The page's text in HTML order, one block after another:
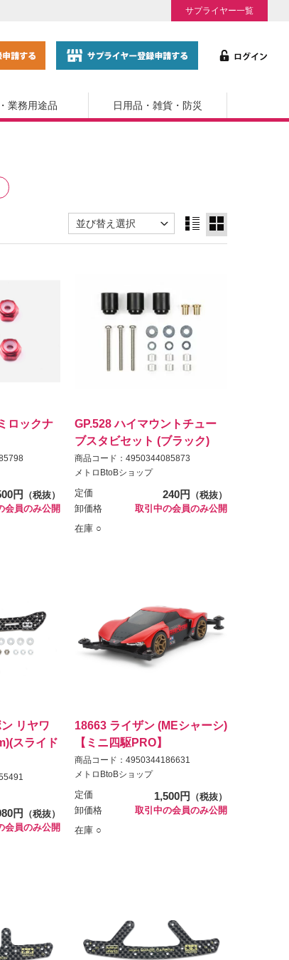
サプライヤー一覧
業務用途品 日用品・雑貨・防災
ロックナ
円
（税抜）
会員のみ公開
GP.528 ハイマウントチュー
ブスタビセット (ブラック)
商品コード：4950344085873
メトロBtoBショップ
定価 240円
（税抜）
卸価格
取引中の会員のみ公開
在庫 ○
リヤワ
スライド
円
（税抜）
会員のみ公開
18663 ライザン (MEシャーシ)
【ミニ四駆PRO】
商品コード：4950344186631
メトロBtoBショップ
定価 1,500円
（税抜）
卸価格
取引中の会員のみ公開
在庫 ○